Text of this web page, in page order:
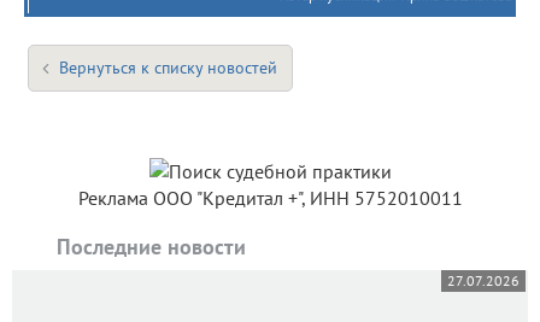
Вернуться к списку новостей
Реклама ООО "Кредитал +", ИНН 5752010011
Последние новости
27.07.2026